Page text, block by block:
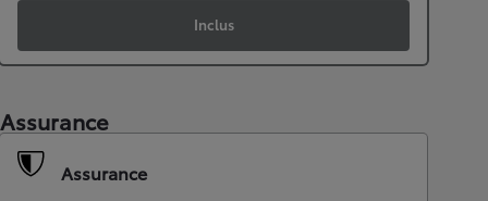
Inclus
Assurance
Assurance